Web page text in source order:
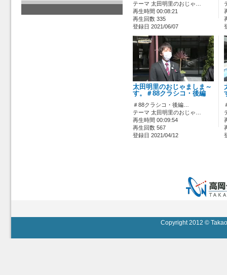
テーマ 太田明里のおじゃ…
再生時間 00:08:21
再生回数 335
登録日 2021/06/07
太田明里のおじゃましま～
す。＃88クラシコ・後編
＃88クラシコ・後編…
テーマ 太田明里のおじゃ…
再生時間 00:09:54
再生回数 567
登録日 2021/04/12
Copyright 2012 ©